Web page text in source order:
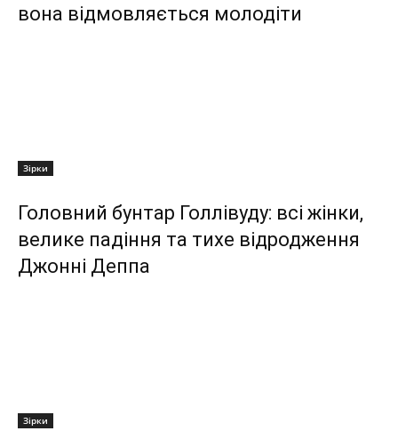
вона відмовляється молодіти
Зірки
Головний бунтар Голлівуду: всі жінки,
велике падіння та тихе відродження
Джонні Деппа
Зірки